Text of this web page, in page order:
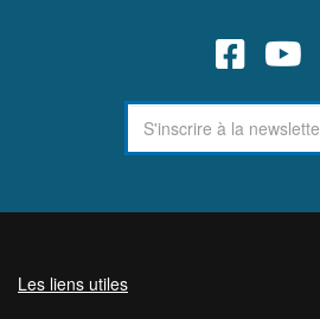
Les liens utiles